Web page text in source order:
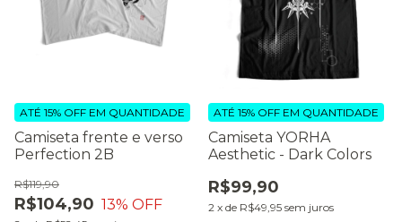
Camiseta frente e verso
Perfection 2B
R$104,90
R$119,90
13% OFF
ATÉ 15% OFF EM QUANTIDADE
Camiseta YORHA
Aesthetic - Dark Colors
R$99,90
2 x de R$49,95 sem juros
ATÉ 15% OFF EM QUANTIDADE